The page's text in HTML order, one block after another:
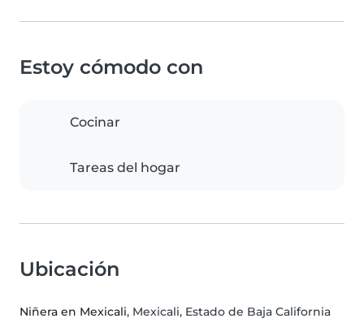
Estoy cómodo con
Cocinar
Tareas del hogar
Ubicación
Niñera en Mexicali, Mexicali, Estado de Baja California